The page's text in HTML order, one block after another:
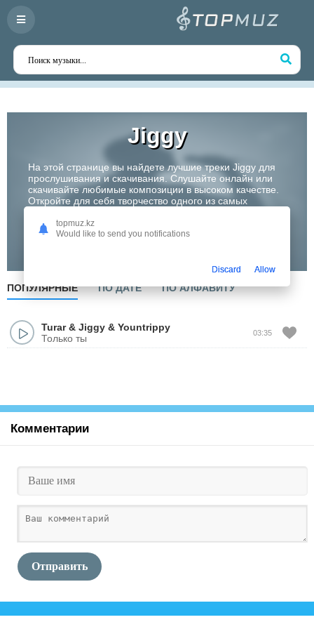
Jiggy
На этой странице вы найдете лучшие треки Jiggy для
прослушивания и скачивания. Слушайте онлайн или
скачивайте любимые композиции в высоком качестве.
Откройте для себя творчество одного из самых
Слушать
ПОПУЛЯРНЫЕ ПО ДАТЕ ПО АЛФАВИТУ
Turar& Jiggy & Yountrippy
Только ты
03:35
Комментарии
Отправить
topmuz.kz
Would like to send you notifications
Discard Allow